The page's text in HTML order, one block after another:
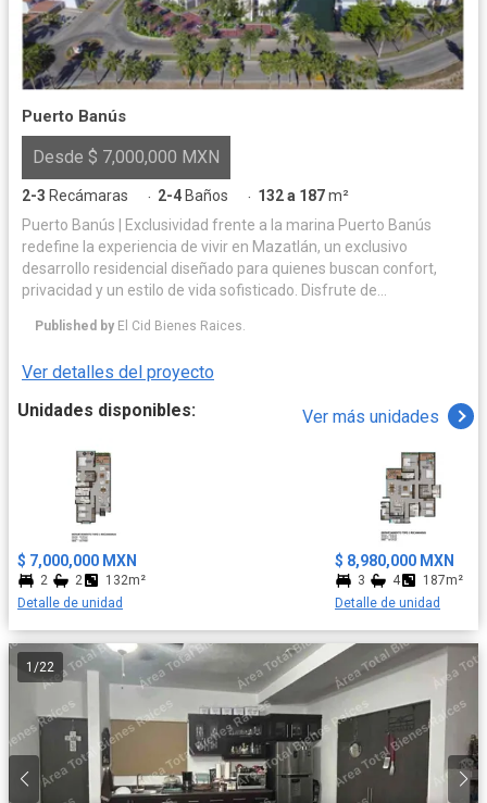
Puerto Banús
Desde $ 7,000,000 MXN
2-3 Recámaras · 2-4 Baños · 132 a 187m²
Puerto Banús | Exclusividad frente a la marina Puerto Banús
redefine la experiencia de vivir en Mazatlán, un exclusivo
desarrollo residencial diseñado para quienes buscan confort,
privacidad y un estilo de vida sofisticado. Disfrute de
canal principal de la marina, además de exclusivos penthouses
experiencias únicas frente al agua. Vivir en Puerto Banús
significa disfrutar de todo lo que ofrece El Cid: Marina de primer
nivel Campo de golf de 27 hoyos y 9 lagos Seguridad 24/7
playas y Zona Dorada Cada espacio ha sido pensado para
brindar tranquilidad, exclusividad y una inversión con alta
plusvalía en una de las zonas más deseadas de Mazatlán.
Published by El Cid Bienes Raices.
Ver detalles del proyecto
Unidades disponibles:
Ver más unidades
$ 7,000,000 MXN
2 2
132m²
Detalle de unidad
$ 8,980,000 MXN
3 4
187m²
Detalle de unidad
1 /22